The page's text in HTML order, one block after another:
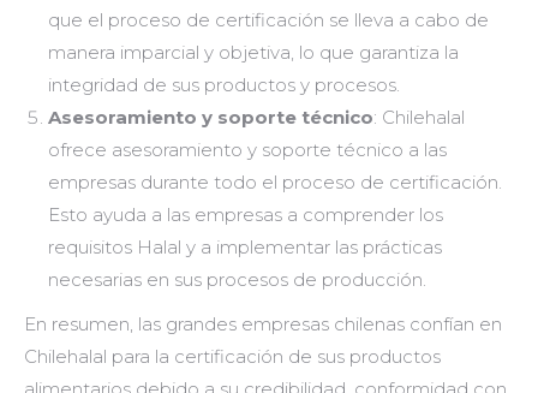
que el proceso de certificación se lleva a cabo de
manera imparcial y objetiva, lo que garantiza la
integridad de sus productos y procesos.
Asesoramiento y soporte técnico: Chilehalal
ofrece asesoramiento y soporte técnico a las
empresas durante todo el proceso de certificación.
Esto ayuda a las empresas a comprender los
requisitos Halal y a implementar las prácticas
necesarias en sus procesos de producción.
En resumen, las grandes empresas chilenas confían en
Chilehalal para la certificación de sus productos